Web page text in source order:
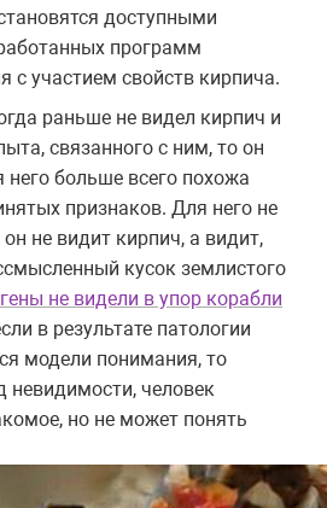
доступными
программ
с участием свойств кирпича.
раньше не видел кирпич и
связанного с ним, то он
него больше всего похожа
признаков. Для него не
не видит кирпич, а видит,
кусок землистого
не видели в упор корабли
в результате патологии
модели понимания, то
невидимости, человек
но не может понять